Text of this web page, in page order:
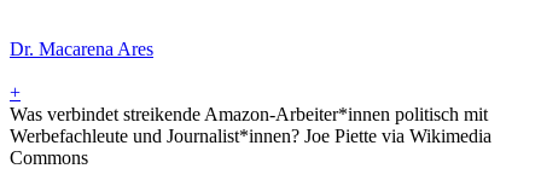
Dr. Macarena Ares
+
Was verbindet streikende Amazon-Arbeiter*innen politisch mit
Werbefachleute und Journalist*innen? Joe Piette via Wikimedia
Commons